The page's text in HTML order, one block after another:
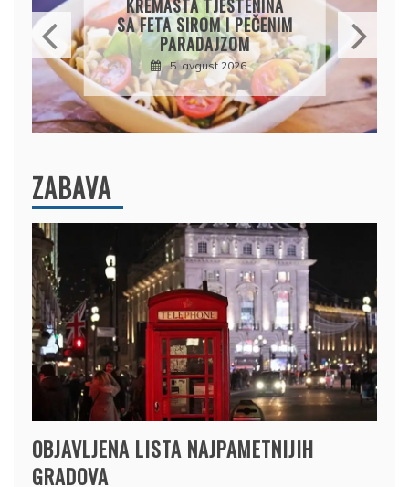
KREMASTA TJESTENINA
SA FETA SIROM I PEČENIM
PARADAJZOM
5. avgust 2026.
ZABAVA
OBJAVLJENA LISTA NAJPAMETNIJIH
GRADOVA